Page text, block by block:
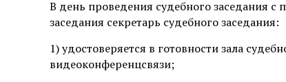
В день проведения судебного заседания
заседания секретарь судебного заседания:
1) удостоверяется в готовности зала
видеоконференцсвязи;